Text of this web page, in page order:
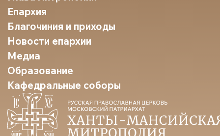
Епархия
Благочиния и приходы
Новости епархии
Медиа
Образование
Кафедральные соборы